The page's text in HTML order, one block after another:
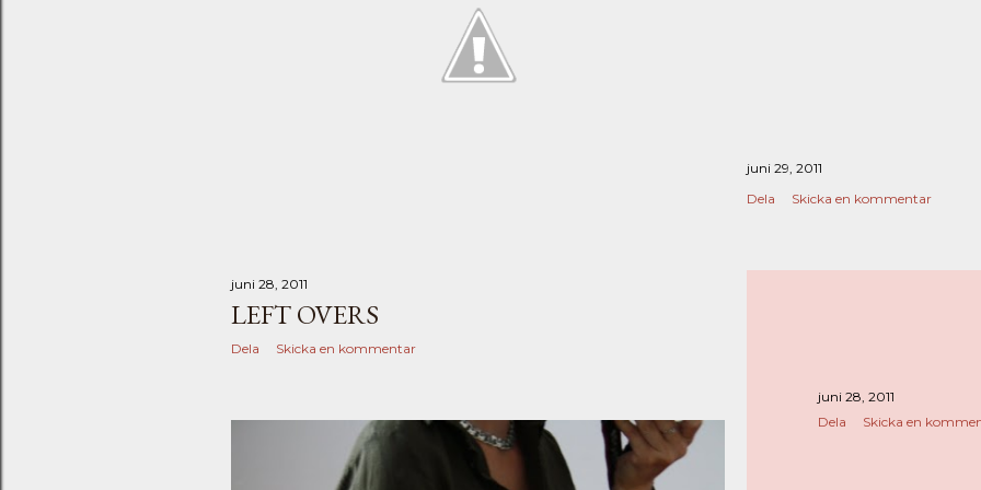
juni 29, 2011
Dela
Skicka en kommentar
juni 28, 2011
LEFT OVERS
Dela Skicka en kommentar
juni 28, 2011
Dela
Skicka en